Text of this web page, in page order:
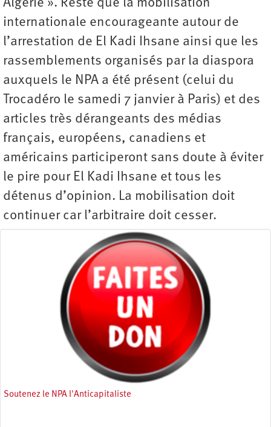
Algérie ». Reste que la mobilisation
internationale encourageante autour de
l’arrestation de El Kadi Ihsane ainsi que les
rassemblements organisés par la diaspora
auxquels le NPA a été présent (celui du
Trocadéro le samedi 7 janvier à Paris) et des
articles très dérangeants des médias
français, européens, canadiens et
américains participeront sans doute à éviter
le pire pour El Kadi Ihsane et tous les
détenus d’opinion. La mobilisation doit
continuer car l’arbitraire doit cesser.
Soutenez le NPA l'Anticapitaliste